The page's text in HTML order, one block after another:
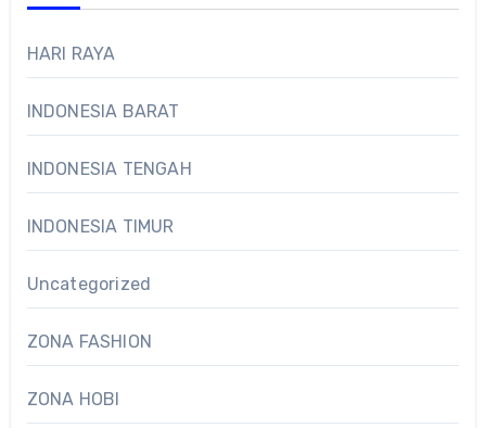
HARI RAYA
INDONESIA BARAT
INDONESIA TENGAH
INDONESIA TIMUR
Uncategorized
ZONA FASHION
ZONA HOBI